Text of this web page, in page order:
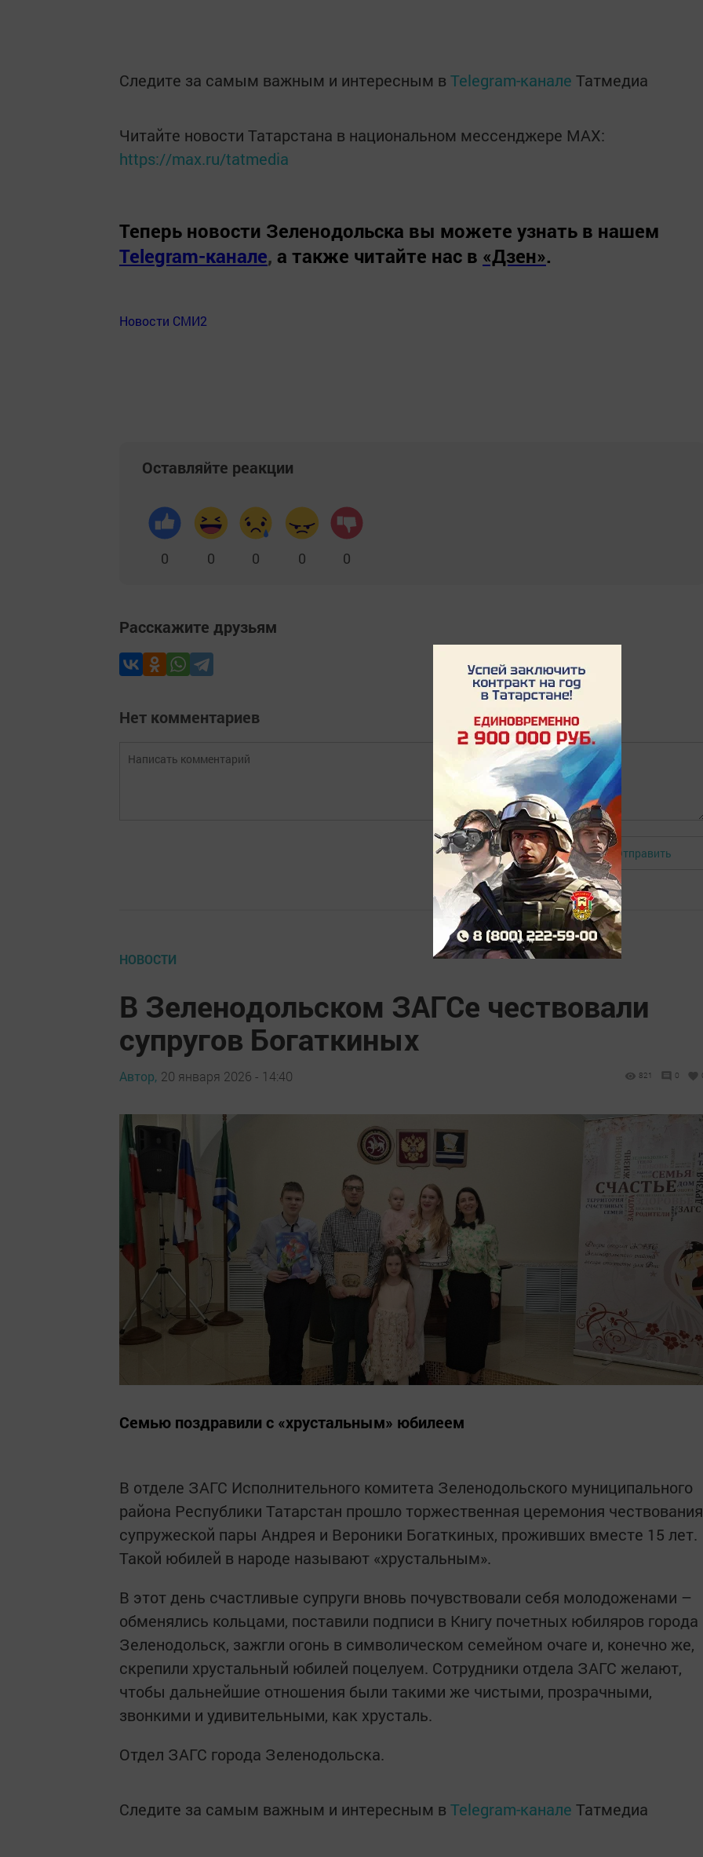
Следите за самым важным и интересным в Telegram-канале Татмедиа
Читайте новости Татарстана в национальном мессенджере MАХ:
https://max.ru/tatmedia
Теперь новости Зеленодольска вы можете узнать в нашем
Telegram-канале, а также читайте нас в «Дзен».
Новости СМИ2
Оставляйте реакции
0 0 0 0 0
Расскажите друзьям
Нет комментариев
Авторизоваться Отправить
НОВОСТИ
В Зеленодольском ЗАГСе чествовали
супругов Богаткиных
Автор, 20 января 2026 - 14:40 821 0
Семью поздравили с «хрустальным» юбилеем
В отделе ЗАГС Исполнительного комитета Зеленодольского муниципального
района Республики Татарстан прошло торжественная церемония чествования
супружеской пары Андрея и Вероники Богаткиных, проживших вместе 15 лет.
Такой юбилей в народе называют «хрустальным».
В этот день счастливые супруги вновь почувствовали себя молодоженами –
обменялись кольцами, поставили подписи в Книгу почетных юбиляров города
Зеленодольск, зажгли огонь в символическом семейном очаге и, конечно же,
скрепили хрустальный юбилей поцелуем. Сотрудники отдела ЗАГС желают,
чтобы дальнейшие отношения были такими же чистыми, прозрачными,
звонкими и удивительными, как хрусталь.
Отдел ЗАГС города Зеленодольска.
Следите за самым важным и интересным в Telegram-канале Татмедиа